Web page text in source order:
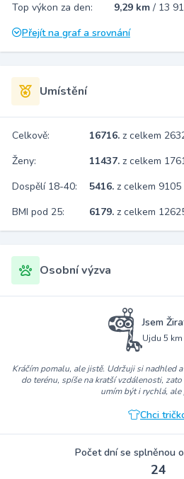
Top výkon za den:
9,29 km / 13
Přejít na graf a srovnání
Umístění
Celkově: 16716. z celkem
Ženy:
11437. z celkem
Dospělí 18-40:
5416. z celkem 9105
BMI pod 25:
6179. z celkem
Osobní výzva
Jsem
Ujdu 5
Kráčím pomalu, ale jistě. Udržuji si nadhled
do terénu, spíše na kratší vzdálenosti,
umím být i rychlá, ale
Chci
Počet dní se splněnou
24